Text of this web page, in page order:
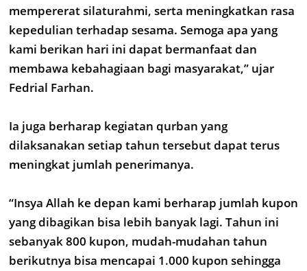
mempererat silaturahmi, serta meningkatkan rasa
kepedulian terhadap sesama. Semoga apa yang
kami berikan hari ini dapat bermanfaat dan
membawa kebahagiaan bagi masyarakat,” ujar
Fedrial Farhan.
Ia juga berharap kegiatan qurban yang
dilaksanakan setiap tahun tersebut dapat terus
meningkat jumlah penerimanya.
“Insya Allah ke depan kami berharap jumlah kupon
yang dibagikan bisa lebih banyak lagi. Tahun ini
sebanyak 800 kupon, mudah-mudahan tahun
berikutnya bisa mencapai 1.000 kupon sehingga